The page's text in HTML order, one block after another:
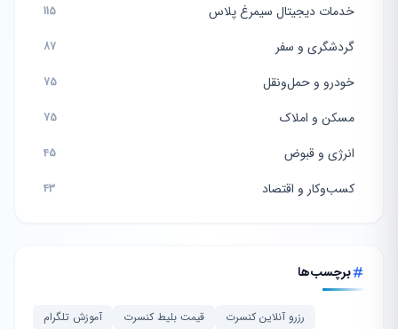
خدمات دیجیتال سیمرغ پلاس 115
گردشگری و سفر 87
خودرو و حمل‌ونقل 75
مسکن و املاک 75
انرژی و قبوض 45
کسب‌وکار و اقتصاد 43
برچسب‌ها
رزرو آنلاین کنسرت قیمت بلیط کنسرت آموزش تلگرام